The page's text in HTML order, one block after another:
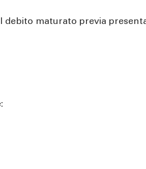
debito maturato previa